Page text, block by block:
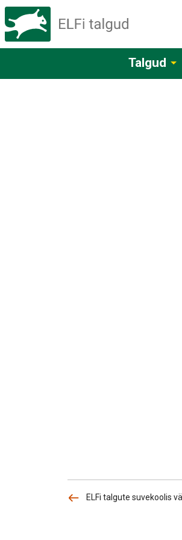
Talgud
ELFi talgute suvekoolis